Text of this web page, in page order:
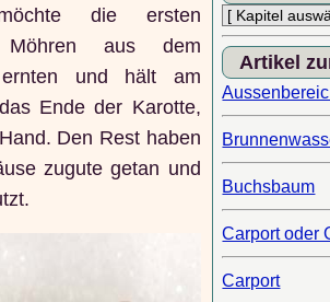
die ersten
Möhren aus dem
ernten und hält am
Ende der Karotte,
Den Rest haben
zugute getan und
Artikel
Buchsbaum
Carport oder
Carport